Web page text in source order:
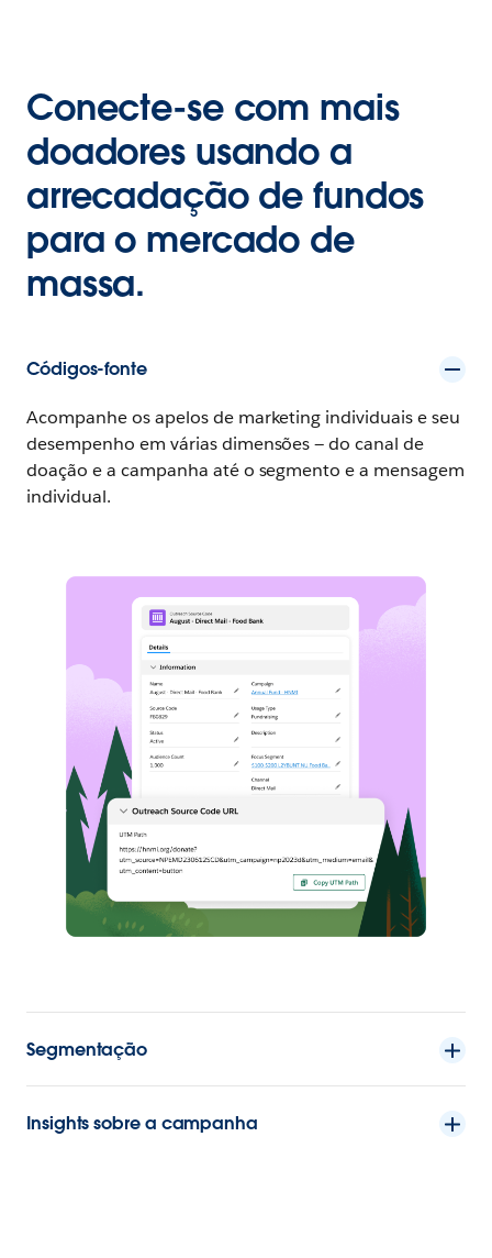
Conecte-se com mais
doadores usando a
arrecadação de fundos
para o mercado de
massa.
Códigos-fonte
Acompanhe os apelos de marketing individuais e seu
desempenho em várias dimensões — do canal de
doação e a campanha até o segmento e a mensagem
individual.
Segmentação
Insights sobre a campanha